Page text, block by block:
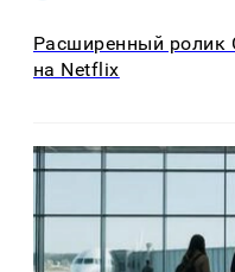
Расширенный ролик
на Netflix